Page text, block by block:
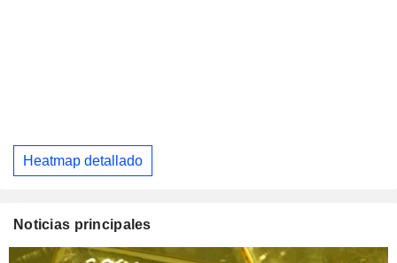
Heatmap detallado
Noticias principales